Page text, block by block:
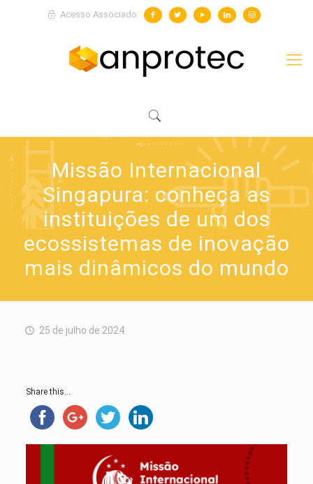
Acesso Associado
Missão Internacional
Singapura: conheça as
instituições de um dos
ecossistemas de inovação
mais dinâmicos do mundo
25 de julho de 2024
Share this...